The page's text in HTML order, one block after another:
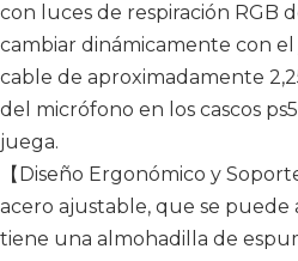
con luces de respiración RGB
cambiar dinámicamente con
cable de aproximadamente
del micrófono en los cascos
juega.
【Diseño Ergonómico y
acero ajustable, que se puede
tiene una almohadilla de